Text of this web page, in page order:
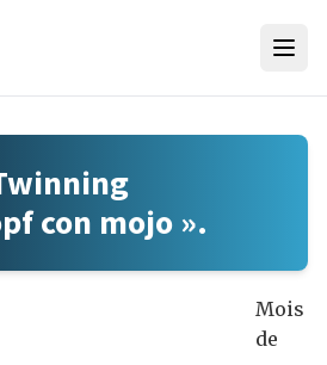
con mojo ».
Mois
de